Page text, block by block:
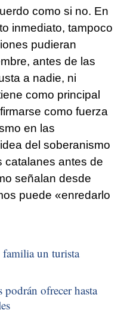
como si no. En
inmediato, tampoco
pudieran
antes de las
a nadie, ni
como principal
como fuerza
en las
del soberanismo
catalanes antes de
señalan desde
puede «enredarlo
un turista
ofrecer hasta